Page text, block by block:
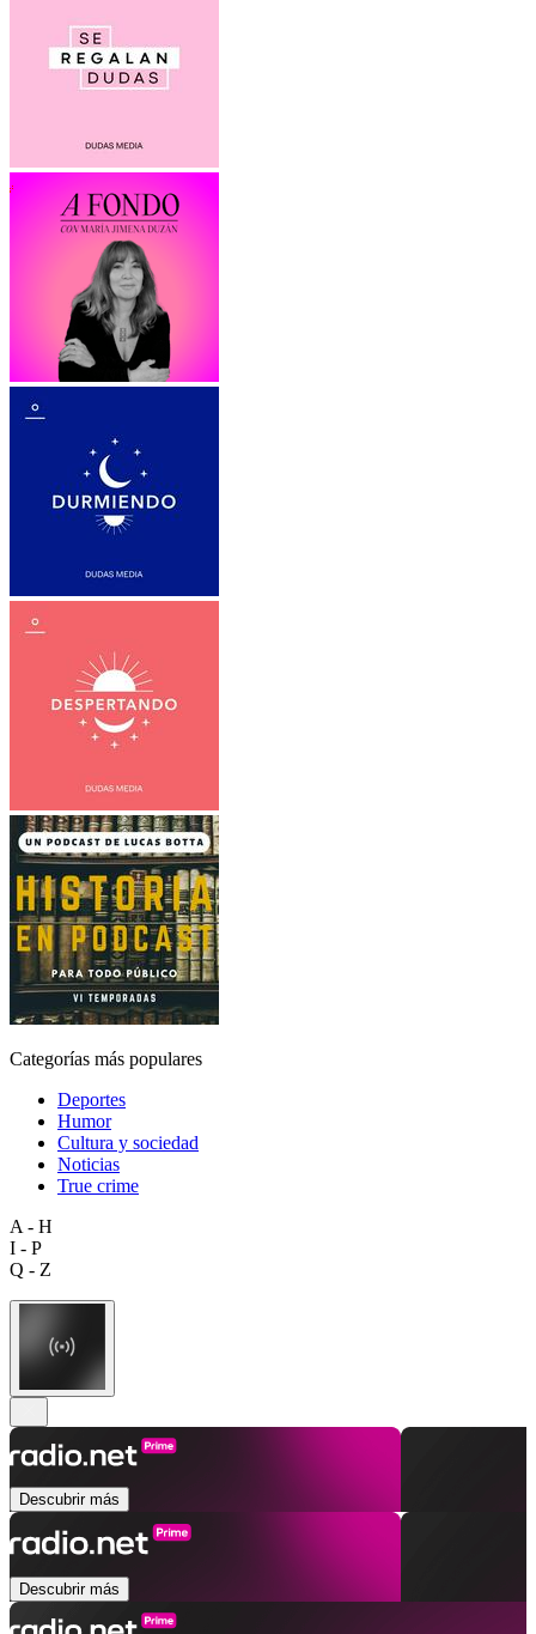
Categorías más populares
Deportes
Humor
Cultura y sociedad
Noticias
True crime
A - H
I - P
Q - Z
Descubrir más
Descubrir más